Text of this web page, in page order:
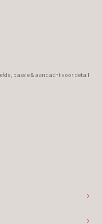
passie & aandacht voor detail